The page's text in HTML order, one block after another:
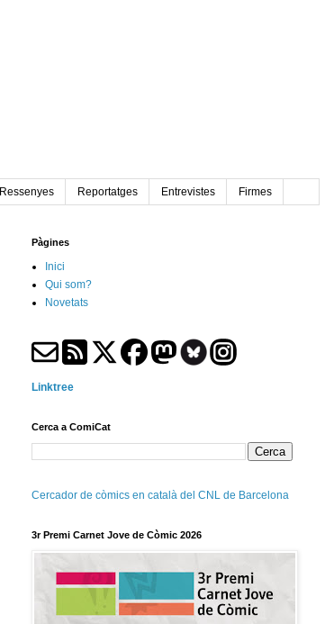
Ressenyes Reportatges Entrevistes Firmes
Pàgines
Inici
Qui som?
Novetats
Linktree
Cerca a ComiCat
Cercador de còmics en català del CNL de Barcelona
3r Premi Carnet Jove de Còmic 2026